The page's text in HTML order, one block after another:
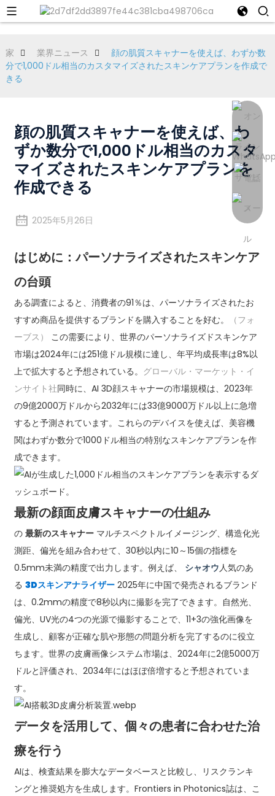
家 業界ニュース
顔の肌質スキャナーを使えば、わずか数
分で1,000ドル相当のカスタマイズされたスキンケアプランを作成で
きる
顔の肌質スキャナーを使えば、わ
ずか数分で1,000ドル相当のカスタ
マイズされたスキンケアプランを
作成できる
2025年5月26日
はじめに：パーソナライズされたスキンケア
の台頭
ある調査によると、消費者の91％は、パーソナライズされたお
すすめ商品を提供するブランドを購入することを好む。
（フォ
ーブス）
この需要により、世界のパーソナライズドスキンケア
市場は2024年には251億ドル規模に達し、年平均成長率は8%以
上で拡大すると予想されている。 グローバル・マーケット・イ
ンサイト社同時に、AI 3D顔スキャナーの市場規模は、2023年
の9億2000万ドルから2032年には33億9000万ドル以上に急増
すると予測されています。これらのデバイスを使えば、美容機
関はわずか数分で1000ドル相当の特別なスキンケアプランを作
成できます。
最新の顔面皮膚スキャナーの仕組み
の 最新のスキャナーマルチスペクトルイメージング、構造化光
測距、偏光を組み合わせて、30秒以内に10～15個の指標を
0.5mm未満の精度で出力します。例えば、 シャオウ人気のあ
る 3Dスキンアナライザー2025年に中国で発売されるブランド
は、0.2mmの精度で8秒以内に撮影を完了できます。自然光、
偏光、UV光の4つの光源で撮影することで、11+3の強化画像を
生成し、顧客が正確な肌や形態の問題分析を完了するのに役立
ちます。世界の皮膚画像システム市場は、2024年に2億5000万
ドルと評価され、2034年にはほぼ倍増すると予想されていま
す。
データを活用して、個々の患者に合わせた治
療を行う
AIは、検査結果を膨大なデータベースと比較し、リスクランキ
ングと推奨処方を生成します。Frontiers in Photonics誌は、こ